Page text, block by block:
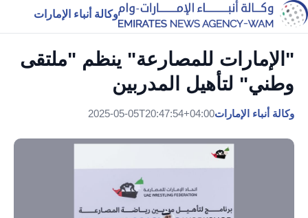
وكالة أنباء الإمارات
"الإمارات للمصارعة" ينظم "ملتقى
وطني" لتأهيل المدربين
وكالة أنباء الإمارات2025-05-05T20:47:54+04:00